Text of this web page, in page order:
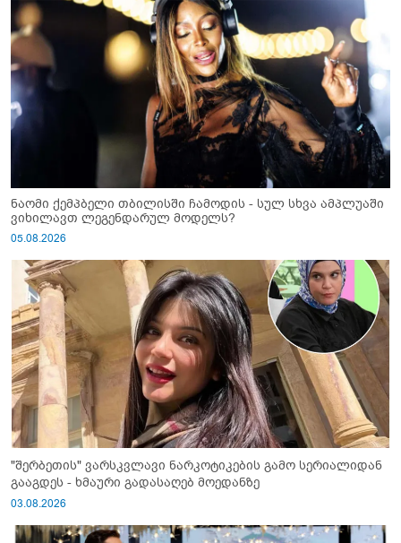
ნაომი ქემპბელი თბილისში ჩამოდის - სულ სხვა ამპლუაში
ვიხილავთ ლეგენდარულ მოდელს?
05.08.2026
"შერბეთის" ვარსკვლავი ნარკოტიკების გამო სერიალიდან
გააგდეს - ხმაური გადასაღებ მოედანზე
03.08.2026